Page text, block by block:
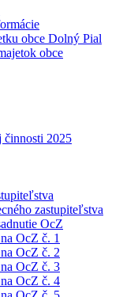
obce Dolný Pial
obce
činnosti 2025
zastupiteľstva
OcZ
OcZ č. 1
OcZ č. 2
OcZ č. 3
OcZ č. 4